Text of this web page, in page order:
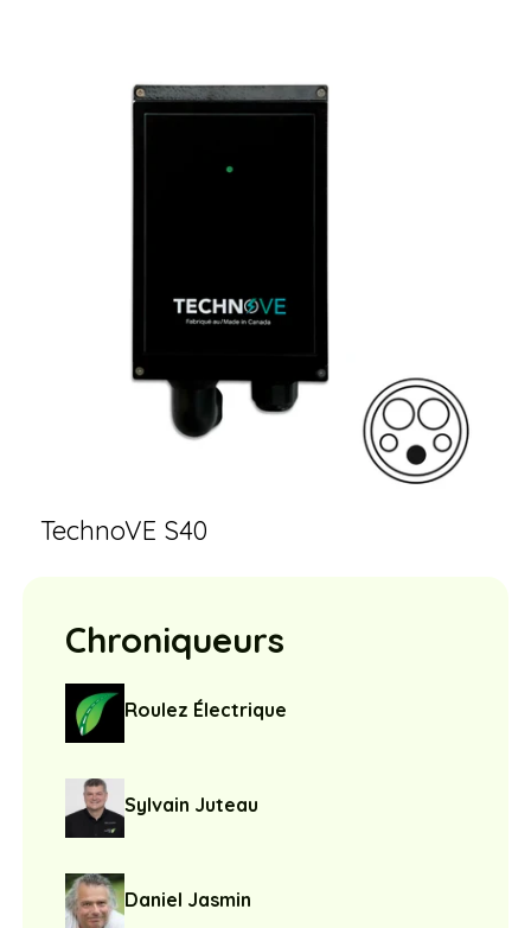
TechnoVE S40
Chroniqueurs
Roulez Électrique
Sylvain Juteau
Daniel Jasmin